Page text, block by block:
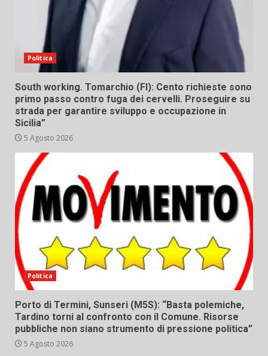
Politica
South working. Tomarchio (FI): Cento richieste sono
primo passo contro fuga dei cervelli. Proseguire su
strada per garantire sviluppo e occupazione in
Sicilia”
5 Agosto 2026
Politica
Porto di Termini, Sunseri (M5S): “Basta polemiche,
Tardino torni al confronto con il Comune. Risorse
pubbliche non siano strumento di pressione politica”
5 Agosto 2026